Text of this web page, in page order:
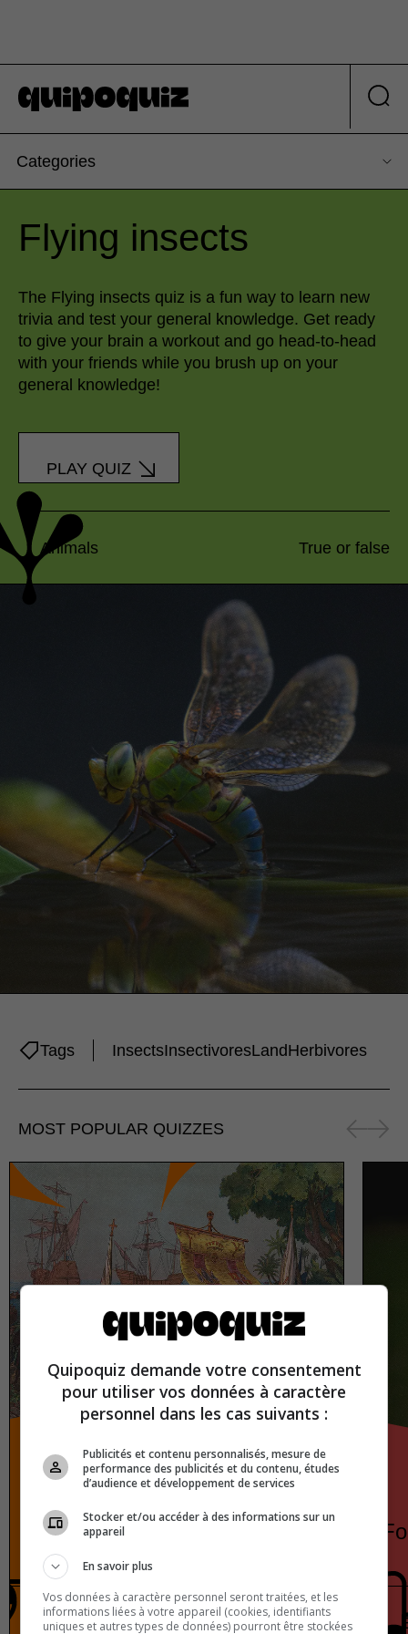
Categories
Flying insects
The Flying insects quiz is a fun way to learn new
trivia and test your general knowledge. Get ready
to give your brain a workout and go head-to-head
with your friends while you brush up on your
general knowledge!
PLAY QUIZ
Animals True or false
Tags InsectsInsectivoresLandHerbivores
MOST POPULAR QUIZZES
Historical myths that everyone
believes
History True or false
Quipoquiz demande votre consentement
pour utiliser vos données à caractère
personnel dans les cas suivants :
Publicités et contenu personnalisés, mesure de
performance des publicités et du contenu, études
d’audience et développement de services
Stocker et/ou accéder à des informations sur un
appareil
En savoir plus
Vos données à caractère personnel seront traitées, et les
informations liées à votre appareil (cookies, identifiants
uniques et autres types de données) pourront être stockées